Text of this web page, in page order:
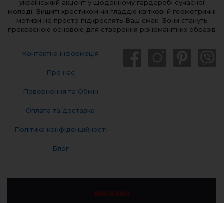
український акцент у щоденному гардеробі сучасної
молоді. Вишиті хрестиком чи гладдю квіткові й геометричні
мотиви не просто підкреслять Ваш смак. Вони стануть
прекрасною основою для створення різноманітних образів
Контактна інформація
Про нас
Повернення та Обмін
Оплата та доставка
Політика конфіденційності
Блог
МАГАЗИН